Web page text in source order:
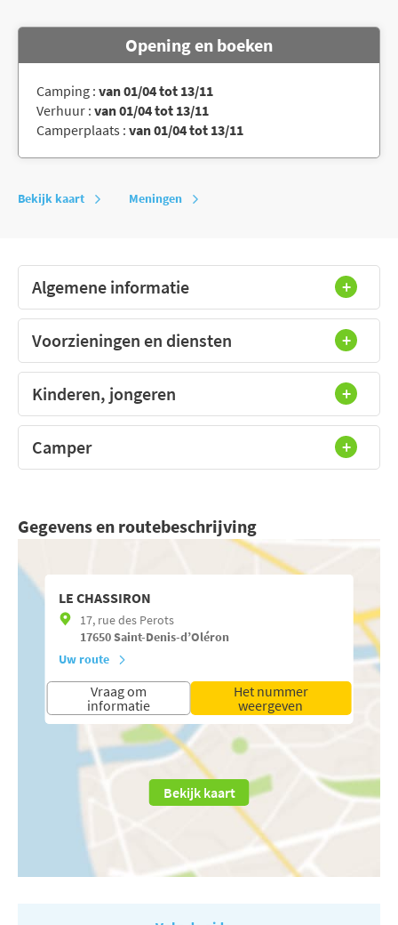
Opening en boeken
Camping : van 01/04 tot 13/11
Verhuur : van 01/04 tot 13/11
Camperplaats : van 01/04 tot 13/11
Bekijk kaart Meningen
Algemene informatie
Voorzieningen en diensten
Kinderen, jongeren
Camper
Gegevens en routebeschrijving
LE CHASSIRON
17, rue des Perots
17650Saint-Denis-d’Oléron
Uw route
Vraag om
informatie
Het nummer
weergeven
Bekijk kaart